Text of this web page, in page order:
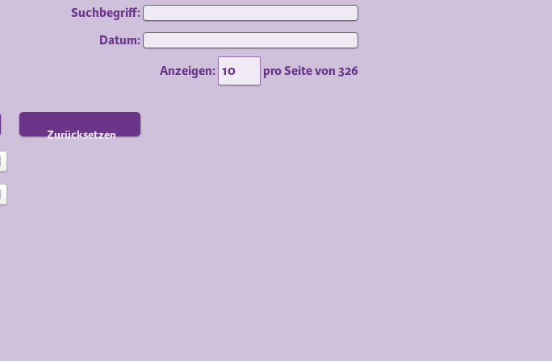
Suchbegriff:
Datum:
Anzeigen:
pro Seite von 326
Zurücksetzen